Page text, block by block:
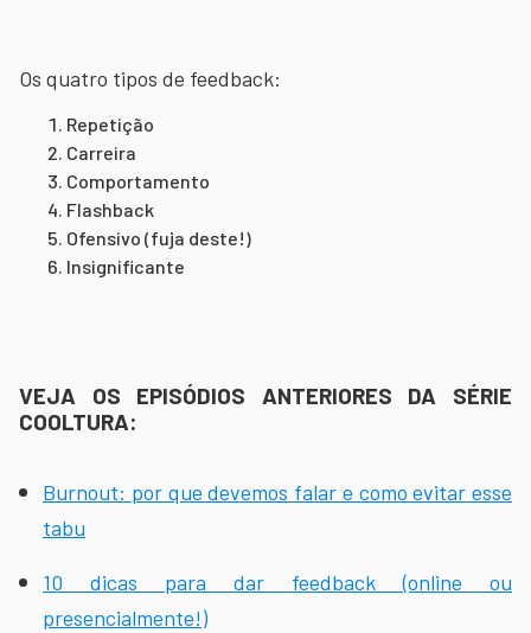
Os quatro tipos de feedback:
Repetição
Carreira
Comportamento
Flashback
Ofensivo (fuja deste!)
Insignificante
VEJA OS EPISÓDIOS ANTERIORES DA SÉRIE
COOLTURA:
Burnout: por que devemos falar e como evitar esse
tabu
10 dicas para dar feedback (online ou
presencialmente!)